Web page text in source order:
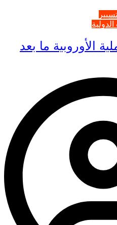
الأوروبية ما بعد